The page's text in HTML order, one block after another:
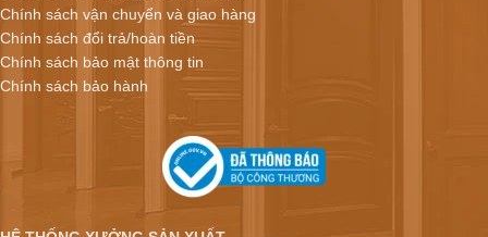
Chính sách vận chuyển và giao hàng
Chính sách đổi trả/hoàn tiền
Chính sách bảo mật thông tin
Chính sách bảo hành